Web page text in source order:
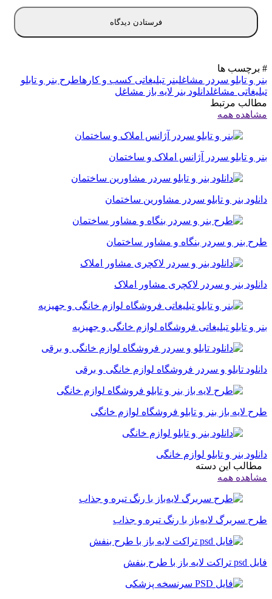
# برچسب ها
بنر و تابلو سردر مشاغلبنر تبلیغاتی کسب و کارهاطرح بنر و تابلو
تبلیغاتی مشاغلدانلود بنر لایه باز مشاغل
مطالب مرتبط
مشاهده همه
بنر و تابلو سردر آژانس املاک و ساختمان
دانلود بنر و تابلو سردر مشاورین ساختمان
طرح بنر و سردر بنگاه و مشاور ساختمان
دانلود بنر و سردر لاکچری مشاور املاک
بنر و تابلو تبلیغاتی فروشگاه لوازم خانگی و جهیزیه
دانلود تابلو و سردر فروشگاه لوازم خانگی و برقی
طرح لایه باز بنر و تابلو فروشگاه لوازم خانگی
دانلود بنر و تابلو لوازم خانگی
مطالب این دسته
مشاهده همه
طرح سربرگ لایه‌باز با رنگ تیره و جذاب
فایل psd تراکت لایه باز با طرح بنفش